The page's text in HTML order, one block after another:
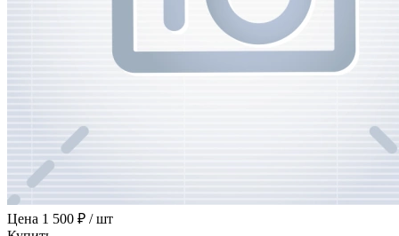
Цена 1 500 ₽ / шт